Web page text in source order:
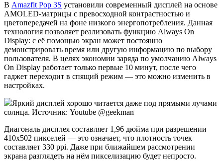
В Amazfit Pop 3S установили современный дисплей на основе
AMOLED-матрицы с превосходной контрастностью и
цветопередачей на фоне низкого энергопотребления. Данная
технология позволяет реализовать функцию Always On
Display: с её помощью экран может постоянно
демонстрировать время или другую информацию по выбору
пользователя. В целях экономии заряда по умолчанию Always
On Display работает только первые 10 минут, после чего
гаджет переходит в спящий режим — это можно изменить в
настройках.
Яркий дисплей хорошо читается даже под прямыми лучами
солнца. Источник: Youtube @geekman
Диагональ дисплея составляет 1,96 дюйма при разрешении
410х502 пикселей — это означает, что плотность точек
составляет 330 ppi. Даже при ближайшем рассмотрении
экрана разглядеть на нём пикселизацию будет непросто.